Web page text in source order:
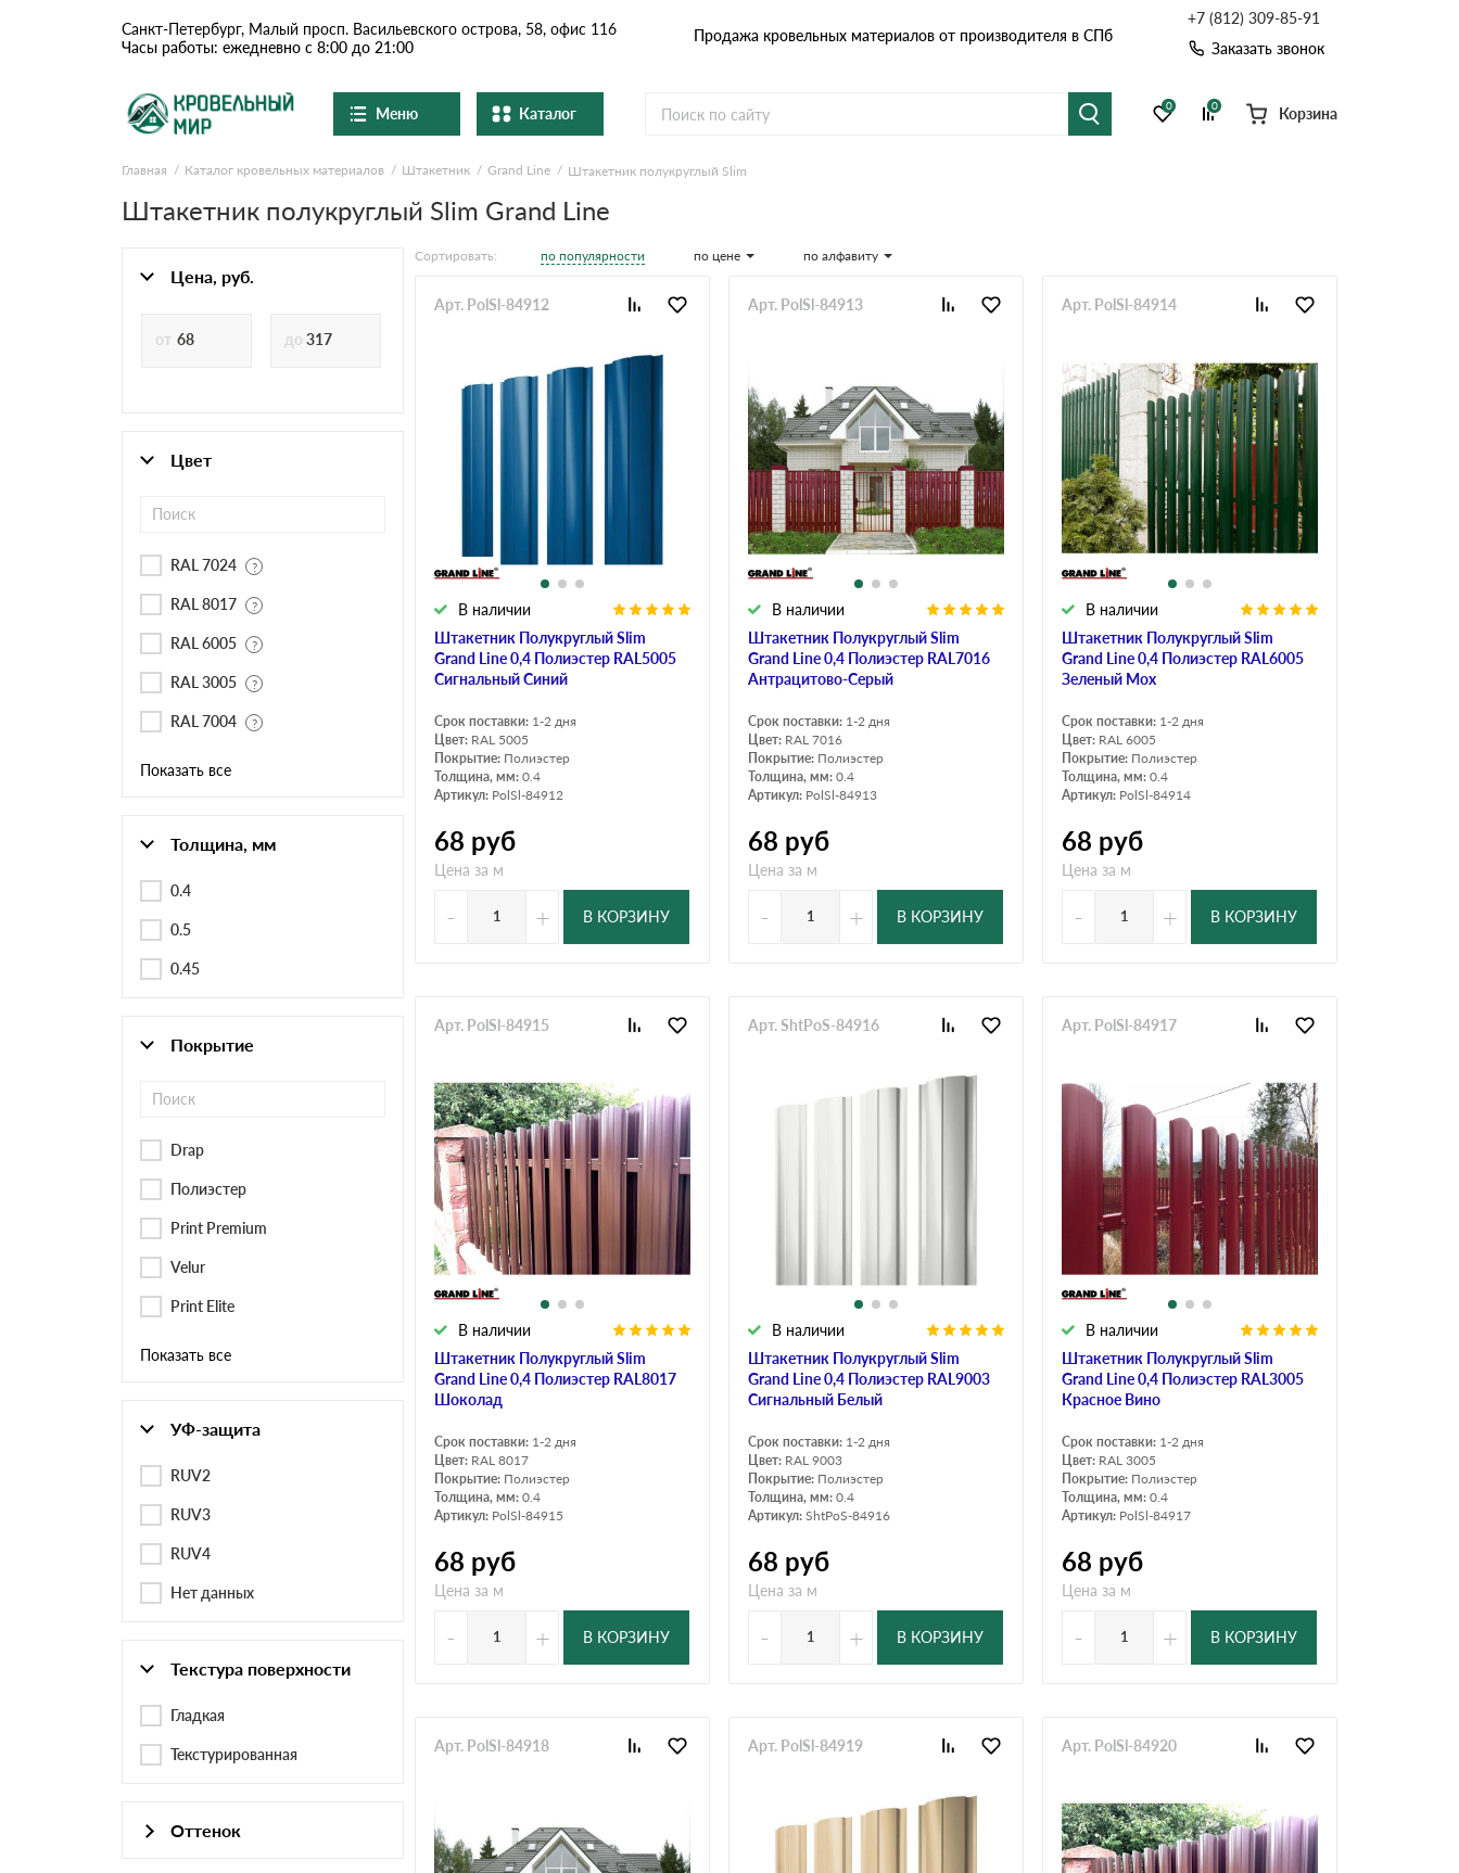
Продажа кровельных материалов от производителя в СПб
Санкт-Петербург, Малый просп. Васильевского острова, 58, офис 116
Часы работы: ежедневно с 8:00 до 21:00
+7 (812) 309-85-91
Заказать звонок
Меню
Шоу-рум
Расчет кровли из металлочерепицы
Расчет штакетника для забора
Расчет кровли
Расчет фальцевой кровли
Каталог
Ондулин и шифер Металлочерепица
Сланцевая кровля Профнастил и штакетник Водосточные системы Софиты
Комплектующие
Ондулин Смарт Ондутисс
Шифер 7-волновой
0 0 Корзина
Главная Каталог кровельных материалов Штакетник Grand Line Штакетник полукруглый Slim
Штакетник полукруглый Slim Grand Line
Цена, руб.
Цвет
RAL 7024
RAL 8017
RAL 6005
RAL 3005
RAL 7004
Показать все
Толщина, мм
0.4
0.5
0.45
Покрытие
Drap
Полиэстер
Print Premium
Velur
Print Elite
Показать все
УФ-защита
RUV2
RUV3
RUV4
Нет данных
Текстура поверхности
Гладкая
Текстурированная
Оттенок
Сортировать: по популярности по цене по алфавиту
Штакетник Полукруглый Slim
Grand Line 0,4 Полиэстер RAL5005
Сигнальный Синий
В наличии
Арт. PolSl-84912
Срок поставки: 1-2 дня
Цвет: RAL 5005
Покрытие: Полиэстер
Толщина, мм: 0.4
Артикул: PolSl-84912
68 руб
Цена за м
- + В КОРЗИНУ
Штакетник Полукруглый Slim
Grand Line 0,4 Полиэстер RAL7016
Антрацитово-Серый
В наличии
Арт. PolSl-84913
Срок поставки: 1-2 дня
Цвет: RAL 7016
Покрытие: Полиэстер
Толщина, мм: 0.4
Артикул: PolSl-84913
68 руб
Цена за м
- + В КОРЗИНУ
Штакетник Полукруглый Slim
Grand Line 0,4 Полиэстер RAL6005
Зеленый Мох
В наличии
Арт. PolSl-84914
Срок поставки: 1-2 дня
Цвет: RAL 6005
Покрытие: Полиэстер
Толщина, мм: 0.4
Артикул: PolSl-84914
68 руб
Цена за м
- + В КОРЗИНУ
Штакетник Полукруглый Slim
Grand Line 0,4 Полиэстер RAL8017
Шоколад
В наличии
Арт. PolSl-84915
Срок поставки: 1-2 дня
Цвет: RAL 8017
Покрытие: Полиэстер
Толщина, мм: 0.4
Артикул: PolSl-84915
68 руб
Цена за м
- + В КОРЗИНУ
Штакетник Полукруглый Slim
Grand Line 0,4 Полиэстер RAL9003
Сигнальный Белый
В наличии
Арт. ShtPoS-84916
Срок поставки: 1-2 дня
Цвет: RAL 9003
Покрытие: Полиэстер
Толщина, мм: 0.4
Артикул: ShtPoS-84916
68 руб
Цена за м
- + В КОРЗИНУ
Штакетник Полукруглый Slim
Grand Line 0,4 Полиэстер RAL3005
Красное Вино
В наличии
Арт. PolSl-84917
Срок поставки: 1-2 дня
Цвет: RAL 3005
Покрытие: Полиэстер
Толщина, мм: 0.4
Артикул: PolSl-84917
68 руб
Цена за м
- + В КОРЗИНУ
Арт. PolSl-84918 Арт. PolSl-84919 Арт. PolSl-84920